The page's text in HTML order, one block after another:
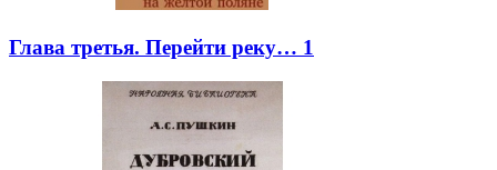
Глава третья. Перейти реку… 1